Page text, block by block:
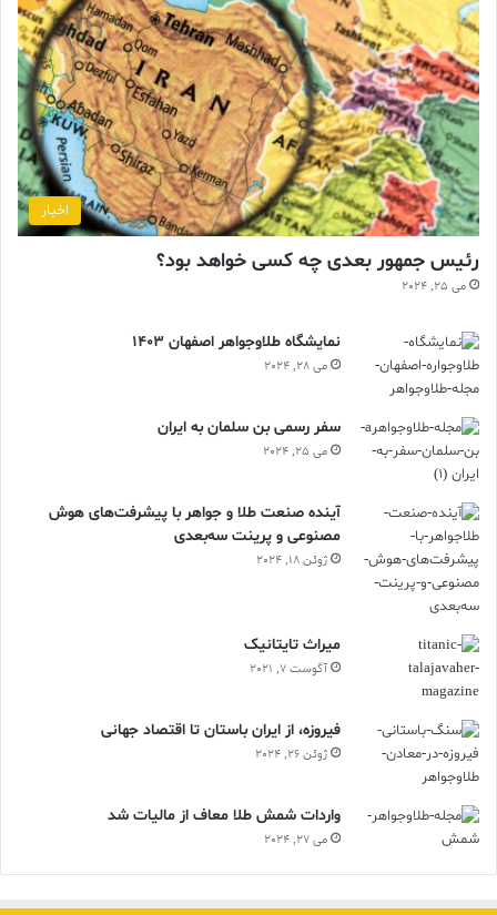
اخبار
رئیس جمهور بعدی چه کسی خواهد بود؟
می 25, 2024
نمایشگاه طلاوجواهر اصفهان 1403
می 28, 2024
سفر رسمی بن سلمان به ایران
می 25, 2024
آینده صنعت طلا و جواهر با پیشرفت‌های هوش
مصنوعی و پرینت سه‌بعدی
ژوئن 18, 2024
ميراث تايتانيک
آگوست 7, 2021
فیروزه، از ایران باستان تا اقتصاد جهانی
ژوئن 26, 2024
واردات شمش طلا معاف از مالیات شد
می 27, 2024